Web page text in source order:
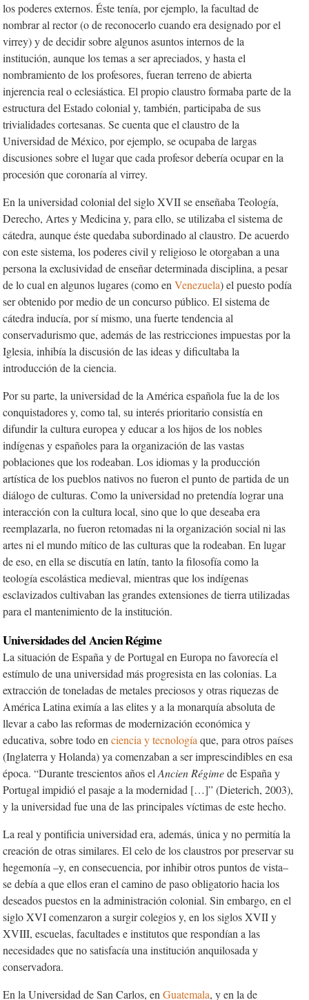
los poderes externos. Éste tenía, por ejemplo, la facultad de
nombrar al rector (o de reconocerlo cuando era designado por el
virrey) y de decidir sobre algunos asuntos internos de la
institución, aunque los temas a ser apreciados, y hasta el
nombramiento de los profesores, fueran terreno de abierta
injerencia real o eclesiástica. El propio claustro formaba parte de la
estructura del Estado colonial y, también, participaba de sus
trivialidades cortesanas. Se cuenta que el claustro de la
Universidad de México, por ejemplo, se ocupaba de largas
discusiones sobre el lugar que cada profesor debería ocupar en la
procesión que coronaría al virrey.
En la universidad colonial del siglo XVII se enseñaba Teología,
Derecho, Ar­tes y Medicina y, para ello, se utilizaba el sistema de
cátedra, aunque éste quedaba subordinado al claustro. De acuerdo
con este sistema, los poderes civil y religioso le otorgaban a una
persona la exclusividad de enseñar determinada disciplina, a pesar
de lo cual en algunos lugares (como enVenezuela) el puesto podía
ser obtenido por medio de un concurso público. El sistema de
cátedra inducía, por sí mismo, una fuerte tendencia al
conservadurismo que, además de las restricciones impuestas por la
Iglesia, inhibía la discusión de las ideas y dificultaba la
introducción de la ciencia.
Por su parte, la universidad de la América española fue la de los
conquistadores y, como tal, su interés prioritario consistía en
difundir la cultura europea y educar a los hijos de los nobles
indígenas y españoles para la organización de las vastas
poblaciones que los rodeaban. Los idiomas y la producción
artística de los pueblos nativos no fueron el punto de partida de un
diálogo de culturas. Como la universidad no pretendía lograr una
interacción con la cultura local, sino que lo que deseaba era
reemplazarla, no fueron retomadas ni la organización social ni las
artes ni el mundo mítico de las culturas que la rodeaban. En lugar
de eso, en ella se discutía en latín, tanto la filosofía como la
teología escolástica medieval, mientras que los indígenas
esclavizados cultivaban las grandes extensiones de tierra utilizadas
para el mantenimiento de la institución.
Universidades del Ancien Régime
La situación de España y de Portugal en Europa no favorecía el
estímulo de una universidad más progresista en las colonias. La
extracción de toneladas de metales preciosos y otras riquezas de
América Latina eximía a las elites y a la monarquía absoluta de
llevar a cabo las reformas de modernización económica y
educativa, sobre todo enciencia y tecnologíaque, para otros países
(Inglaterra y Holanda) ya comenzaban a ser imprescindibles en esa
época. “Durante trescientos años elAncien Régimede España y
Portugal impidió el pasaje a la modernidad […]” (Dieterich, 2003),
y la universidad fue una de las principales víctimas de este hecho.
La real y pontificia universidad era, además, única y no permitía la
creación de otras similares. El celo de los claustros por preservar su
hegemonía –y, en consecuencia, por inhibir otros puntos de vista–
se debía a que ellos eran el camino de paso obligatorio hacia los
deseados puestos en la administración colonial. Sin embargo, en el
siglo XVI comenzaron a surgir colegios y, en los siglos XVII y
XVIII, escuelas, facultades e institutos que respondían a las
necesidades que no satisfacía una institución anquilosada y
conservadora.
En la Universidad de San Carlos, enGuatemala, y en la de